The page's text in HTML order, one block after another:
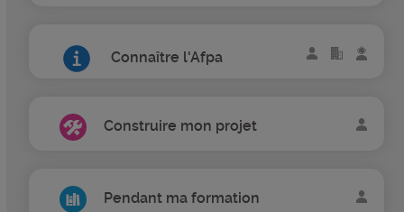
Connaître l'Afpa
Construire mon projet
Pendant ma formation